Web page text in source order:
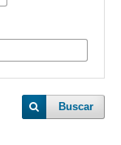
Buscar